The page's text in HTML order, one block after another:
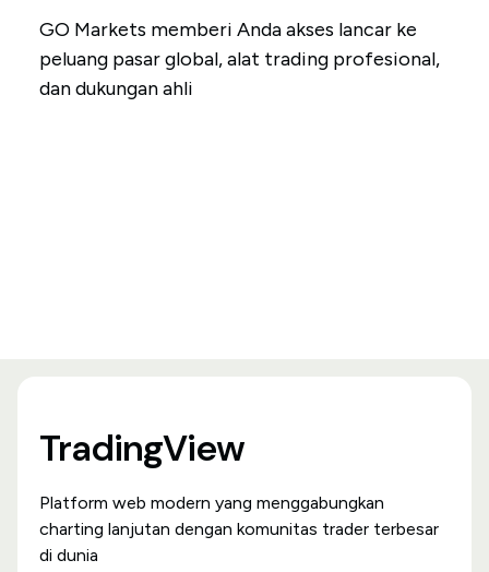
GO Markets memberi Anda akses lancar ke
peluang pasar global, alat trading profesional,
dan dukungan ahli
TradingView
Platform web modern yang menggabungkan
charting lanjutan dengan komunitas trader terbesar
di dunia